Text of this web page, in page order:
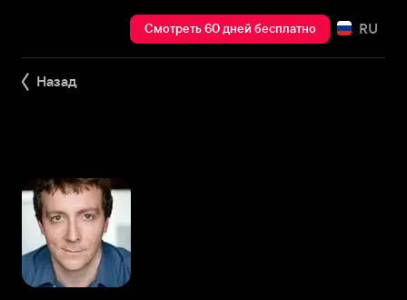
Смотреть 60 дней бесплатно RU
Назад